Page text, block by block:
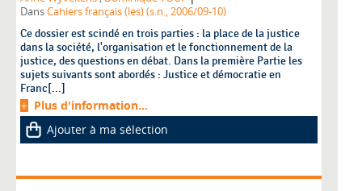
DansCahiers français (les) (s.n., 2006/09-10)
Ce dossier est scindé en trois parties : la place de la justice
dans la société, l'organisation et le fonctionnement de la
justice, des questions en débat. Dans la première Partie les
sujets suivants sont abordés : Justice et démocratie en
Franc[...]
Plus d'information...
Ajouter à ma sélection